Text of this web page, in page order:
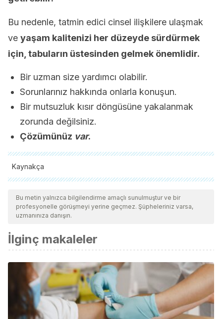
Bu nedenle, tatmin edici cinsel ilişkilere ulaşmak
ve yaşam kalitenizi her düzeyde sürdürmek
için, tabuların üstesinden gelmek önemlidir.
Bir uzman size yardımcı olabilir.
Sorunlarınız hakkında onlarla konuşun.
Bir mutsuzluk kısır döngüsüne yakalanmak
zorunda değilsiniz.
Çözümünüz var.
Kaynakça
Tüm alıntı yapılan kaynaklar, kalitelerini, güvenilirliklerini,
güncelliklerini ve geçerliliklerini sağlamak için ekibimiz
tarafından derinlemesine incelendi. Bu makalenin bibliyografisi
kabul edildi.
Patricia J. Morokqff &Ruth Gillilland, “Stress, sexual
functioning, and marital satisfaction”,
The Journal of Sex
Research, Volume 30, 1993 – Issue 1
K. E. Andersson, G. Wagner, “Physiology of penile
erection”,Psychological Review, Volume 75Issue 1January
Bu metin yalnızca bilgilendirme amaçlı sunulmuştur ve bir
profesyonelle görüşmeyi yerine geçmez. Şüpheleriniz varsa,
uzmanınıza danışın.
İlginç makaleler